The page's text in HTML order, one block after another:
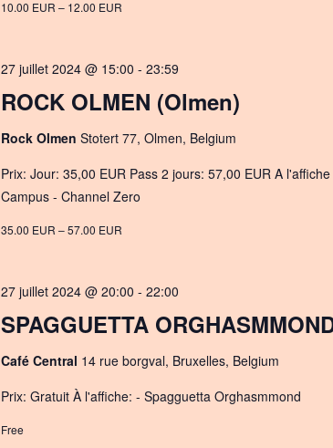
10.00 EUR – 12.00 EUR
ROCK OLMEN (Olmen)
27 juillet 2024 @ 15:00 - 23:59
Rock Olmen Stotert 77, Olmen, Belgium
Prix: Jour: 35,00 EUR Pass 2 jours: 57,00 EUR A
Campus - Channel Zero
35.00 EUR – 57.00 EUR
SPAGGUETTA
27 juillet 2024 @ 20:00 - 22:00
Café Central 14 rue borgval, Bruxelles, Belgium
Prix: Gratuit À l'affiche: - Spagguetta Orghasmmond
Free